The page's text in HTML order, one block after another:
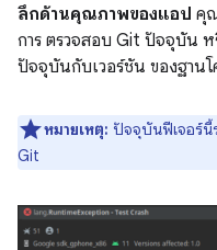
ลึกด้านคุณภาพของแอป คุ
การ ตรวจสอบ Git ปัจจุบัน ห
ปัจจุบันกับเวอร์ชัน ของฐาน
หมายเหตุ: ปัจจุบันฟีเจอร์นี้
Git